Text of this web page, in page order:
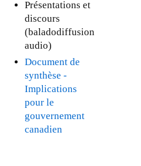
a
l
)
a
)
Présentations et
discours
(baladodiffusion
audio)
Document de
synthèse -
Implications
pour le
gouvernement
canadien